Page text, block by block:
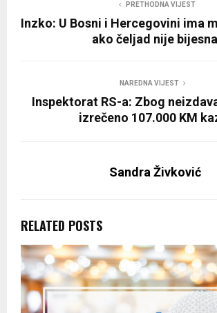
PRETHODNA VIJEST
Inzko: U Bosni i Hercegovini ima
ako čeljad nije bijesna
NAREDNA VIJEST
Inspektorat RS-a: Zbog
izrečeno 107.000 KM
Sandra Živković
RELATED POSTS